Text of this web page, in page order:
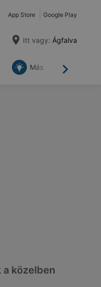
App Store Google Play
Itt vagy: Ágfalva
Tovább
Más
a közelben